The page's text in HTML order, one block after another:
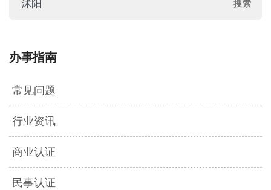
办事指南
常见问题
行业资讯
商业认证
民事认证